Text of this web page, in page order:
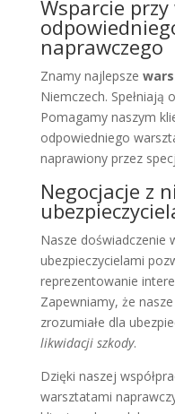
Wsparcie
naprawczego
Znamy najlepsze
Niemczech. Spełniają
Pomagamy naszym
odpowiedniego
naprawiony przez
Negocjacje z
Nasze doświadczenie
ubezpieczycielami
reprezentowanie
Zapewniamy, że
zrozumiałe dla
likwidacji szkody.
Dzięki naszej
warsztatami